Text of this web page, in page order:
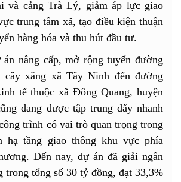
và cảng Trà Lý, giảm áp lực giao
trung tâm xã, tạo điều kiện thuận
hàng hóa và thu hút đầu tư.
nâng cấp, mở rộng tuyến đường
xăng xã Tây Ninh đến đường
tế thuộc xã Đông Quang, huyện
đang được tập trung đẩy nhanh
trình có vai trò quan trọng trong
hạ tầng giao thông khu vực phía
Đến nay, dự án đã giải ngân
trong tổng số 30 tỷ đồng, đạt 33,3%